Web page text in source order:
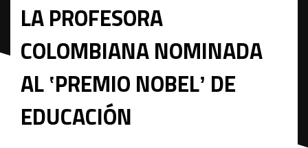
LA PROFESORA
COLOMBIANA NOMINADA
AL ‛PREMIO NOBELʼ DE
EDUCACIÓN